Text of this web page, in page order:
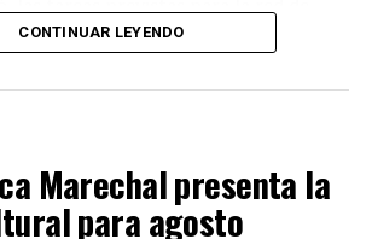
la colocación de unos 355 metros
la instalación de válvulas y la
domiciliarias. Los trabajos se
sectores comprendidos por
Sicilia, Génova y Génova Bis.
contempla la extensión de
la instalación de 234 metros de
CONTINUAR LEYENDO
Marechal presenta la
para agosto